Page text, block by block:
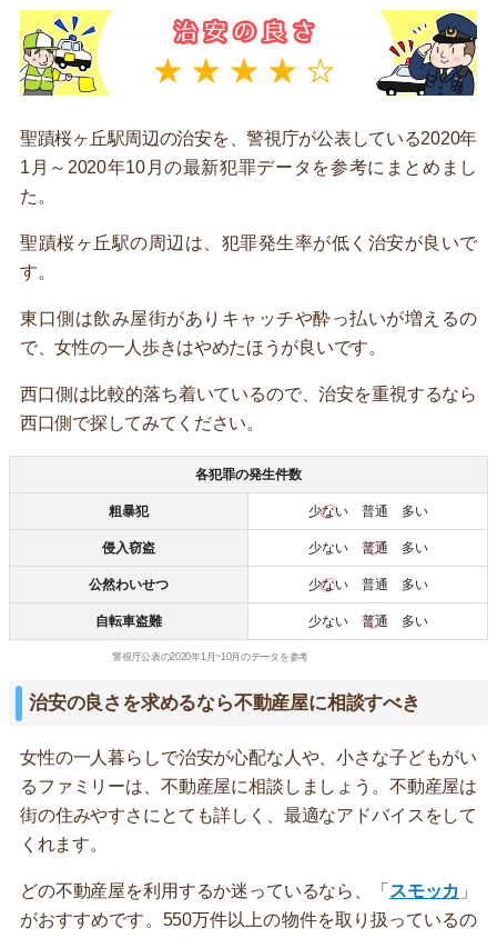
聖蹟桜ヶ丘駅周辺の治安を、警視庁が公表している2020年
1月～2020年10月の最新犯罪データを参考にまとめまし
た。
聖蹟桜ヶ丘駅の周辺は、犯罪発生率が低く治安が良いで
す。
東口側は飲み屋街がありキャッチや酔っ払いが増えるの
で、女性の一人歩きはやめたほうが良いです。
西口側は比較的落ち着いているので、治安を重視するなら
西口側で探してみてください。
各犯罪の発生件数
粗暴犯 少ない普通 多い
侵入窃盗 少ない 普通 多い
公然わいせつ 少ない普通 多い
自転車盗難 少ない 普通 多い
警視庁公表の2020年1月~10月のデータを参考
治安の良さを求めるなら不動産屋に相談すべき
女性の一人暮らしで治安が心配な人や、小さな子どもがい
るファミリーは、不動産屋に相談しましょう。不動産屋は
街の住みやすさにとても詳しく、最適なアドバイスをして
くれます。
どの不動産屋を利用するか迷っているなら、「 スモッカ 」
がおすすめです。550万件以上の物件を取り扱っているの